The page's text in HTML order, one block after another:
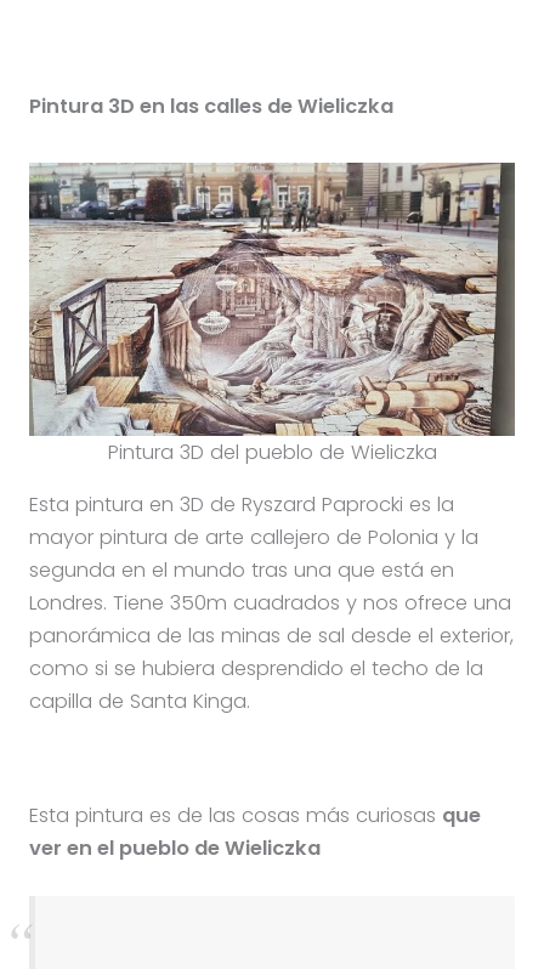
Pintura 3D en las calles de Wieliczka
Pintura 3D del pueblo de Wieliczka
Esta pintura en 3D de Ryszard Paprocki es la
mayor pintura de arte callejero de Polonia y la
segunda en el mundo tras una que está en
Londres. Tiene 350m cuadrados y nos ofrece una
panorámica de las minas de sal desde el exterior,
como si se hubiera desprendido el techo de la
capilla de Santa Kinga.
Esta pintura es de las cosas más curiosas que
ver en el pueblo de Wieliczka